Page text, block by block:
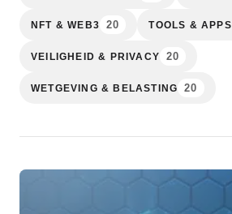
NFT & WEB3 20 TOOLS & APPS
VEILIGHEID & PRIVACY 20
WETGEVING & BELASTING 20